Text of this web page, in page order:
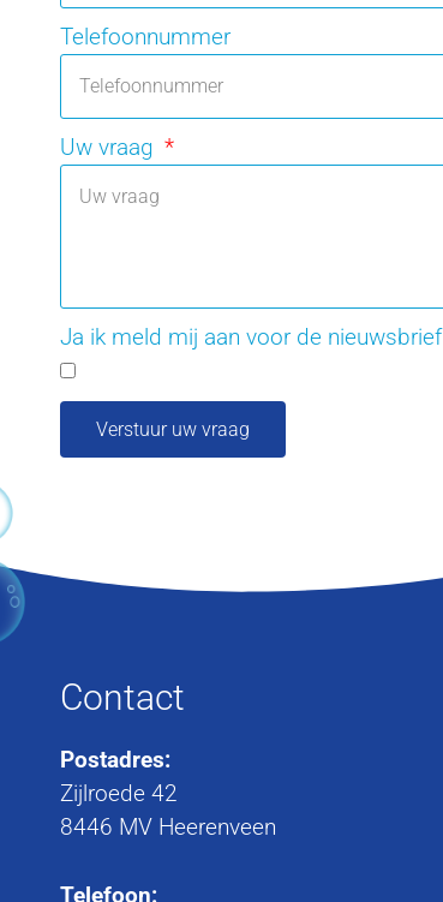
Telefoonnummer
Uw vraag
Ja ik meld mij aan voor de nieuwsbrief
Verstuur uw vraag
Contact
Postadres:
Zijlroede 42
8446 MV Heerenveen
Telefoon: